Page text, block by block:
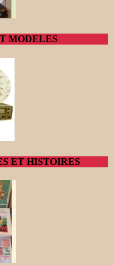
MODELES
ET HISTOIRES